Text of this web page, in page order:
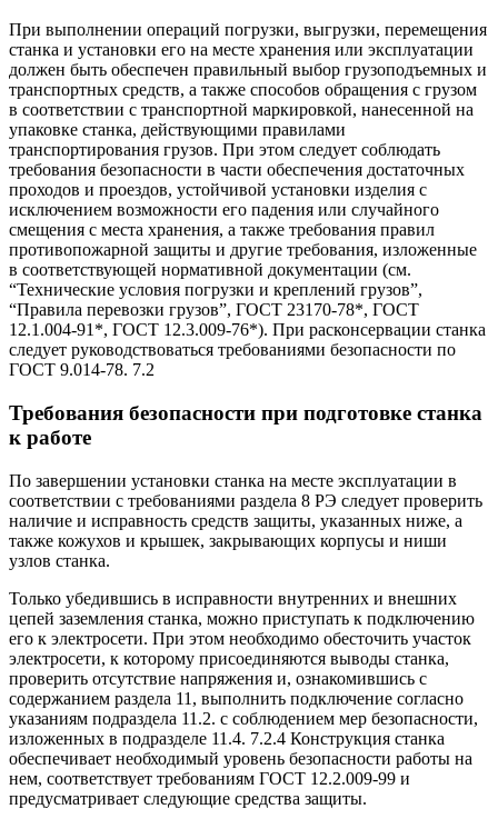
При выполнении операций погрузки, выгрузки, перемещения
станка и установки его на месте хранения или эксплуатации
должен быть обеспечен правильный выбор грузоподъемных и
транспортных средств, а также способов обращения с грузом
в соответствии с транспортной маркировкой, нанесенной на
упаковке станка, действующими правилами
транспортирования грузов. При этом следует соблюдать
требования безопасности в части обеспечения достаточных
проходов и проездов, устойчивой установки изделия с
исключением возможности его падения или случайного
смещения с места хранения, а также требования правил
противопожарной защиты и другие требования, изложенные
в соответствующей нормативной документации (см.
“Технические условия погрузки и креплений грузов”,
“Правила перевозки грузов”, ГОСТ 23170-78*, ГОСТ
12.1.004-91*, ГОСТ 12.3.009-76*). При расконсервации станка
следует руководствоваться требованиями безопасности по
ГОСТ 9.014-78. 7.2
Требования безопасности при подготовке станка
к работе
По завершении установки станка на месте эксплуатации в
соответствии с требованиями раздела 8 РЭ следует проверить
наличие и исправность средств защиты, указанных ниже, а
также кожухов и крышек, закрывающих корпусы и ниши
узлов станка.
Только убедившись в исправности внутренних и внешних
цепей заземления станка, можно приступать к подключению
его к электросети. При этом необходимо обесточить участок
электросети, к которому присоединяются выводы станка,
проверить отсутствие напряжения и, ознакомившись с
содержанием раздела 11, выполнить подключение согласно
указаниям подраздела 11.2. с соблюдением мер безопасности,
изложенных в подразделе 11.4. 7.2.4 Конструкция станка
обеспечивает необходимый уровень безопасности работы на
нем, соответствует требованиям ГОСТ 12.2.009-99 и
предусматривает следующие средства защиты.